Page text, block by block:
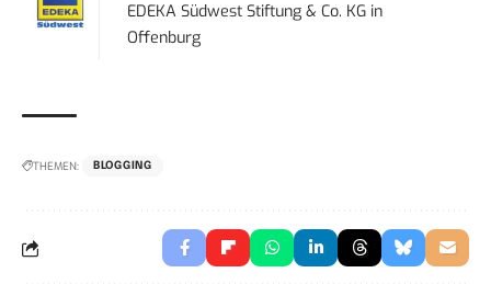
EDEKA Südwest Stiftung & Co. KG in
Offenburg
THEMEN: BLOGGING